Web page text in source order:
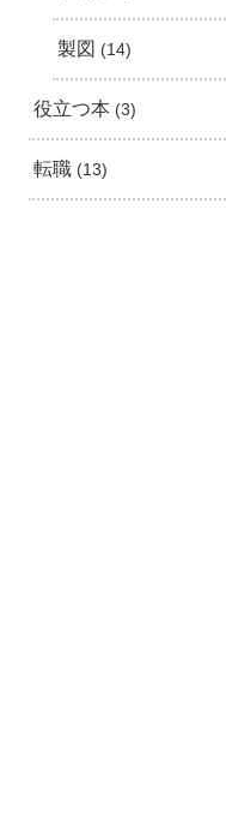
製図 14
役立つ本 3
転職 13